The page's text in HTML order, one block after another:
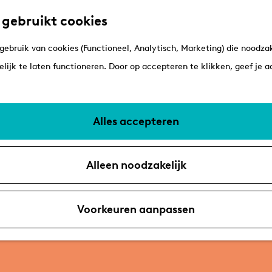
cookies
van cookies (Functioneel, Analytisch, Marketing) die
te laten functioneren. Door op accepteren te klikken, geef je
Alles accepteren
Alleen noodzakelijk
Voorkeuren aanpassen